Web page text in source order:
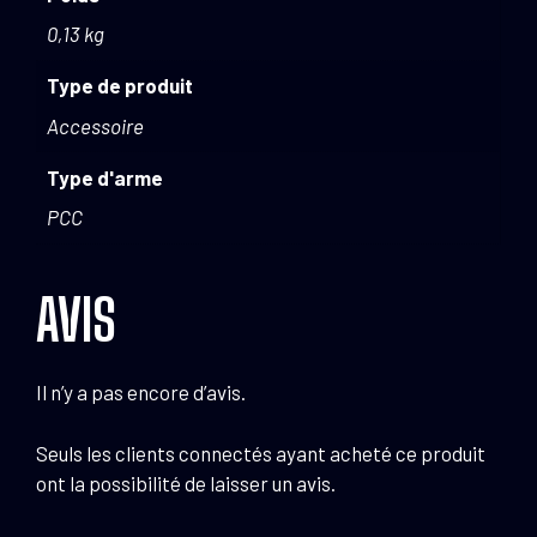
0,13 kg
Type de produit
Accessoire
Type d'arme
PCC
AVIS
Il n’y a pas encore d’avis.
Seuls les clients connectés ayant acheté ce produit
ont la possibilité de laisser un avis.